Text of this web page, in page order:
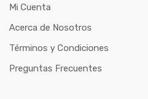
Mi Cuenta
Acerca de Nosotros
Términos y Condiciones
Preguntas Frecuentes